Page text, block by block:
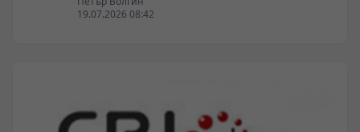
19.07.2026 08:42